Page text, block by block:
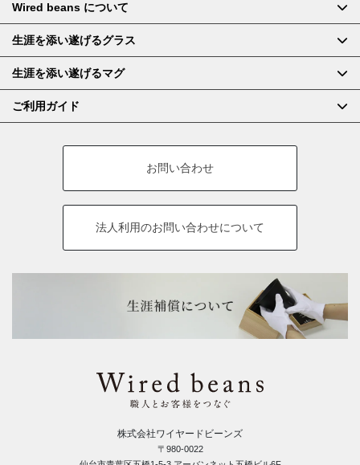
Wired beans について
生涯を添い遂げるグラス
生涯を添い遂げるマグ
ご利用ガイド
お問い合わせ
法人利用のお問い合わせについて
株式会社ワイヤードビーンズ
〒980-0022